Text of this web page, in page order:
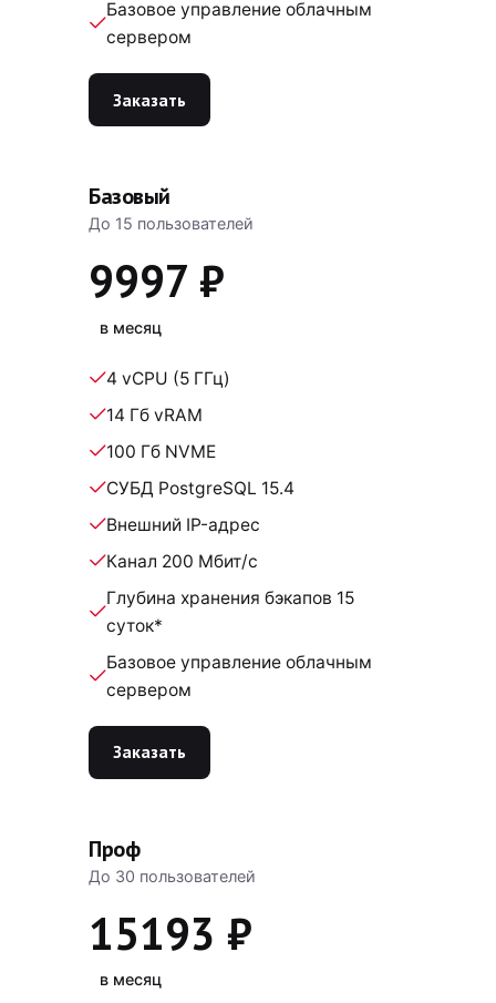
Базовое управление облачным
сервером
Заказать
Базовый
До 15 пользователей
9997 ₽
в месяц
4 vCPU (5 ГГц)
14 Гб vRAM
100 Гб NVME
СУБД PostgreSQL 15.4
Внешний IP-адрес
Канал 200 Мбит/с
Глубина хранения бэкапов 15
суток*
Базовое управление облачным
сервером
Заказать
Проф
До 30 пользователей
15193 ₽
в месяц